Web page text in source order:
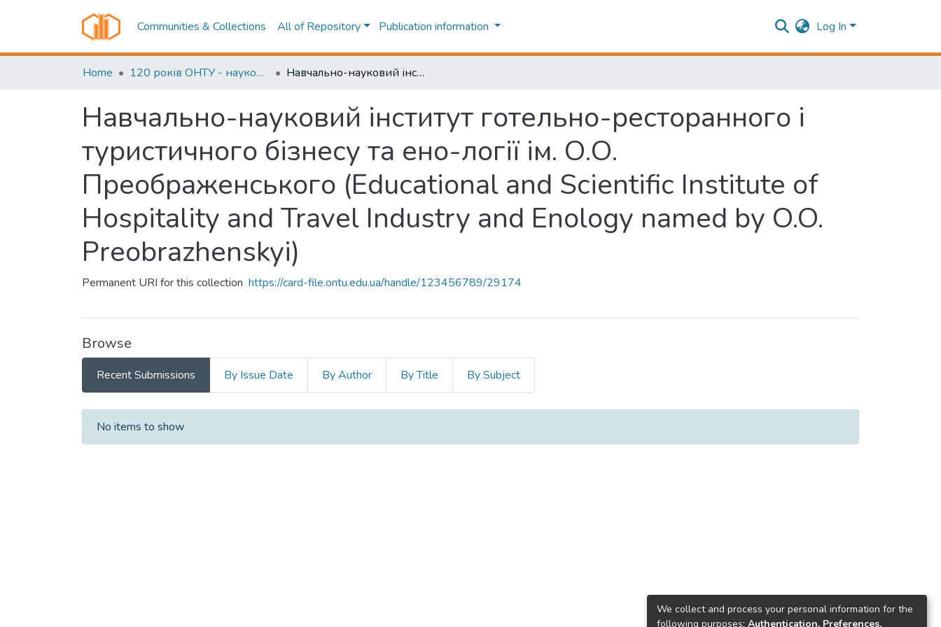
Communities & Collections All of Repository Publication information Log In
Home 120 років ОНТУ - наукові досягнення (120 years of ONUT - scientific achievements) Навчально-науковий інститут готельно-ресторанного і туристичного бізнесу та ено-логії ім. О.О. Преображенського (Educational and Scientific Institute of Hospitality and Travel Industry and Enology named by O.O. Preobrazhenskyi)
Навчально-науковий інститут готельно-ресторанного і
туристичного бізнесу та ено-логії ім. О.О.
Преображенського (Educational and Scientific Institute of
Hospitality and Travel Industry and Enology named by O.O.
Preobrazhenskyi)
Permanent URI for this collection https://card-file.ontu.edu.ua/handle/123456789/29174
Browse
Recent Submissions By Issue Date By Author By Title By Subject
Recent Submissions
No items to show
We collect and process your personal information for the
following purposes: Authentication, Preferences,